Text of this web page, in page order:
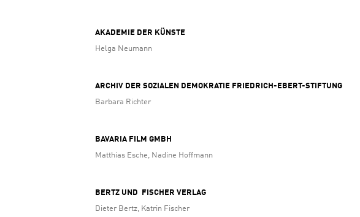
AKADEMIE DER KÜNSTE
Helga Neumann
ARCHIV DER SOZIALEN DEMOKRATIE FRIEDRICH-EBERT-STIFTUNG
Barbara Richter
BAVARIA FILM GMBH
Matthias Esche, Nadine Hoffmann
BERTZ UND FISCHER VERLAG
Dieter Bertz, Katrin Fischer